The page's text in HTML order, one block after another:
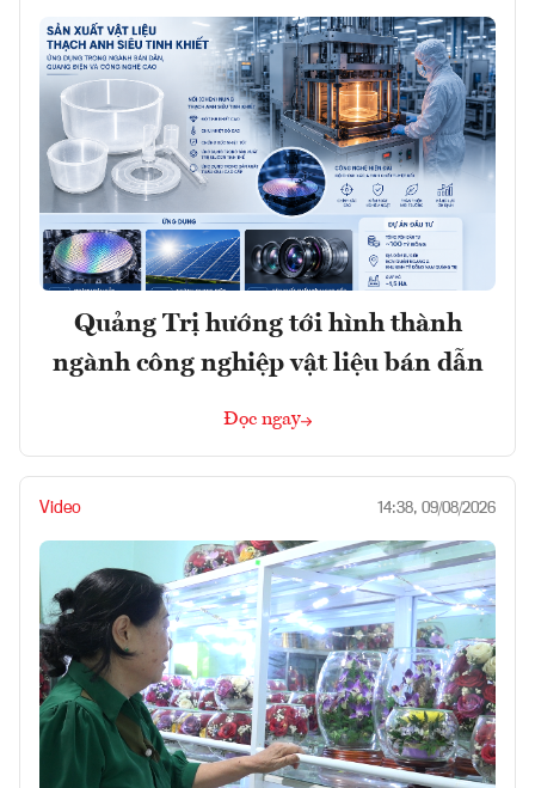
Quảng Trị hướng tới hình thành
ngành công nghiệp vật liệu bán dẫn
Đọc ngay
Video 14:38, 09/08/2026